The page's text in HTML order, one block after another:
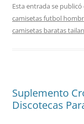
Esta entrada se publicó
camisetas futbol
camisetas baratas
Suplemento
Discotecas